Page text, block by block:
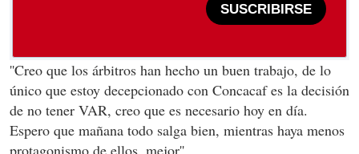
SUSCRIBIRSE
''Creo que los árbitros han hecho un buen trabajo, de lo
único que estoy decepcionado con Concacaf es la decisión
de no tener VAR, creo que es necesario hoy en día.
Espero que mañana todo salga bien, mientras haya menos